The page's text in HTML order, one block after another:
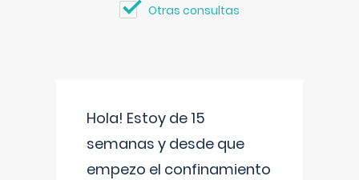
Otras consultas
Hola! Estoy de 15
semanas y desde que
empezo el confinamiento